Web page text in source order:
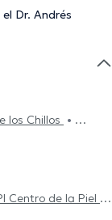
Dr. Andrés
los Chillos
Centro de la Piel